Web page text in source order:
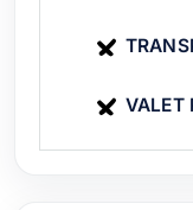
aparta con
consulta las
VALET